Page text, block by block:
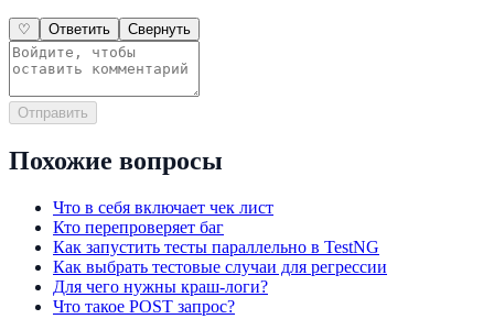
♡ Ответить Свернуть
Отправить
Похожие вопросы
Что в себя включает чек лист
Кто перепроверяет баг
Как запустить тесты параллельно в TestNG
Как выбрать тестовые случаи для регрессии
Для чего нужны краш-логи?
Что такое POST запрос?